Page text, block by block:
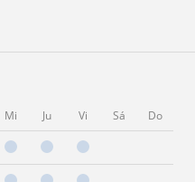
Mi Ju Vi Sá Do